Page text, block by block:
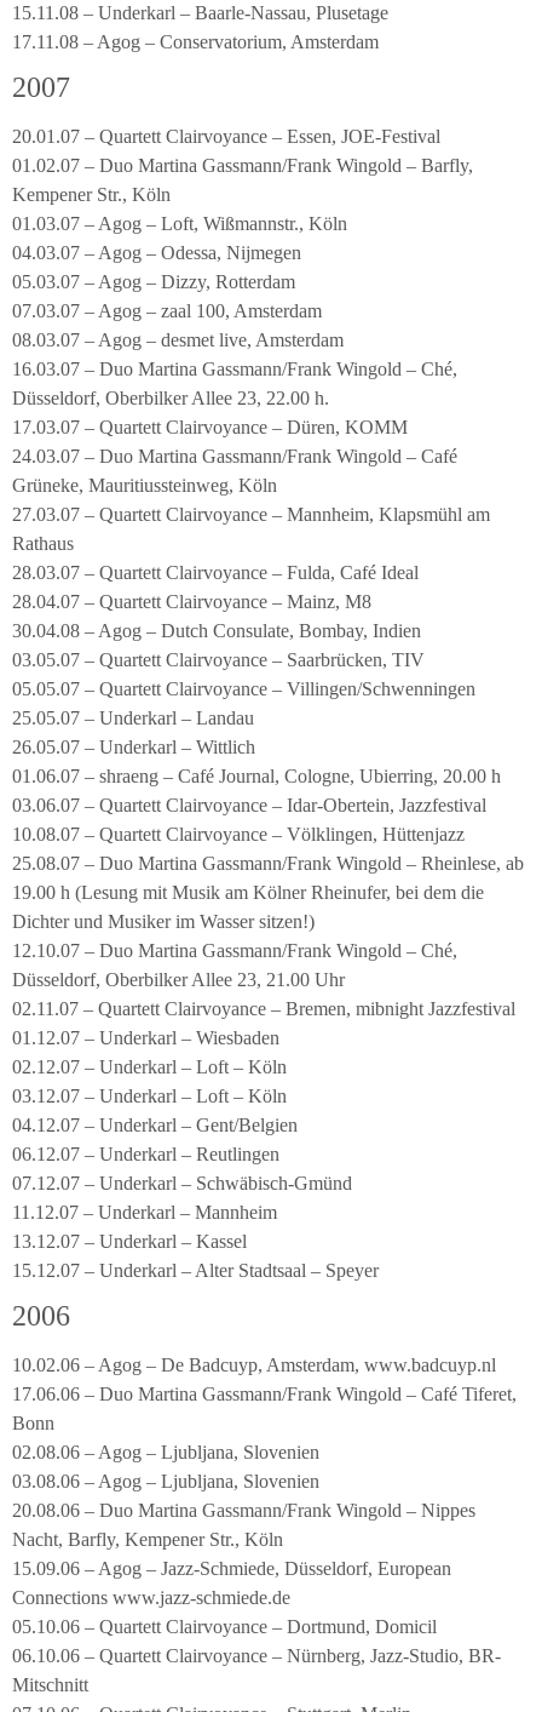
15.11.08 – Underkarl – Baarle-Nassau, Plusetage
17.11.08 – Agog – Conservatorium, Amsterdam
2007
20.01.07 – Quartett Clairvoyance – Essen, JOE-Festival
01.02.07 – Duo Martina Gassmann/Frank Wingold – Barfly,
Kempener Str., Köln
01.03.07 – Agog – Loft, Wißmannstr., Köln
04.03.07 – Agog – Odessa, Nijmegen
05.03.07 – Agog – Dizzy, Rotterdam
07.03.07 – Agog – zaal 100, Amsterdam
08.03.07 – Agog – desmet live, Amsterdam
16.03.07 – Duo Martina Gassmann/Frank Wingold – Ché,
Düsseldorf, Oberbilker Allee 23, 22.00 h.
17.03.07 – Quartett Clairvoyance – Düren, KOMM
24.03.07 – Duo Martina Gassmann/Frank Wingold – Café
Grüneke, Mauritiussteinweg, Köln
27.03.07 – Quartett Clairvoyance – Mannheim, Klapsmühl am
Rathaus
28.03.07 – Quartett Clairvoyance – Fulda, Café Ideal
28.04.07 – Quartett Clairvoyance – Mainz, M8
30.04.08 – Agog – Dutch Consulate, Bombay, Indien
03.05.07 – Quartett Clairvoyance – Saarbrücken, TIV
05.05.07 – Quartett Clairvoyance – Villingen/Schwenningen
25.05.07 – Underkarl – Landau
26.05.07 – Underkarl – Wittlich
01.06.07 – shraeng – Café Journal, Cologne, Ubierring, 20.00 h
03.06.07 – Quartett Clairvoyance – Idar-Obertein, Jazzfestival
10.08.07 – Quartett Clairvoyance – Völklingen, Hüttenjazz
25.08.07 – Duo Martina Gassmann/Frank Wingold – Rheinlese, ab
19.00 h (Lesung mit Musik am Kölner Rheinufer, bei dem die
Dichter und Musiker im Wasser sitzen!)
12.10.07 – Duo Martina Gassmann/Frank Wingold – Ché,
Düsseldorf, Oberbilker Allee 23, 21.00 Uhr
02.11.07 – Quartett Clairvoyance – Bremen, mibnight Jazzfestival
01.12.07 – Underkarl – Wiesbaden
02.12.07 – Underkarl – Loft – Köln
03.12.07 – Underkarl – Loft – Köln
04.12.07 – Underkarl – Gent/Belgien
06.12.07 – Underkarl – Reutlingen
07.12.07 – Underkarl – Schwäbisch-Gmünd
11.12.07 – Underkarl – Mannheim
13.12.07 – Underkarl – Kassel
15.12.07 – Underkarl – Alter Stadtsaal – Speyer
2006
10.02.06 – Agog – De Badcuyp, Amsterdam, www.badcuyp.nl
17.06.06 – Duo Martina Gassmann/Frank Wingold – Café Tiferet,
Bonn
02.08.06 – Agog – Ljubljana, Slovenien
03.08.06 – Agog – Ljubljana, Slovenien
20.08.06 – Duo Martina Gassmann/Frank Wingold – Nippes
Nacht, Barfly, Kempener Str., Köln
15.09.06 – Agog – Jazz-Schmiede, Düsseldorf, European
Connections www.jazz-schmiede.de
05.10.06 – Quartett Clairvoyance – Dortmund, Domicil
06.10.06 – Quartett Clairvoyance – Nürnberg, Jazz-Studio, BR-
Mitschnitt